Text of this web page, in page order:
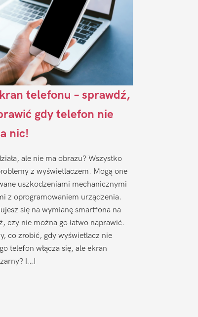
telefonu – sprawdź,
gdy telefon nie
nic!
ale nie ma obrazu? Wszystko
z wyświetlaczem. Mogą one
uszkodzeniami mechanicznymi
z oprogramowaniem urządzenia.
się na wymianę smartfona na
czy nie można go łatwo naprawić.
co zrobić, gdy wyświetlacz nie
telefon włącza się, ale ekran
[…]